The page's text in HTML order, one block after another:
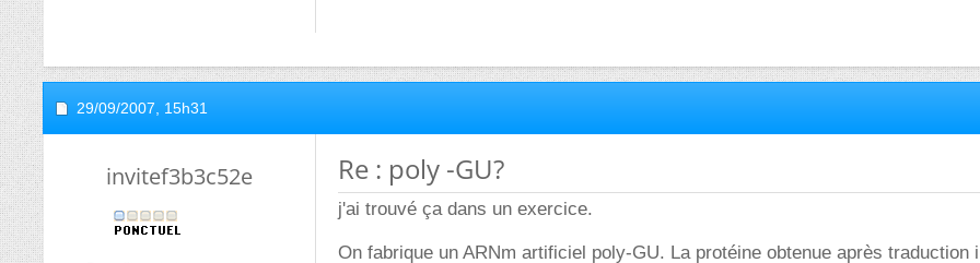
29/09/2007, 15h31
invitef3b3c52e Re : poly -GU?
j'ai trouvé ça dans un exercice.
On fabrique un ARNm artificiel poly-GU. La protéine obtenue après traduction